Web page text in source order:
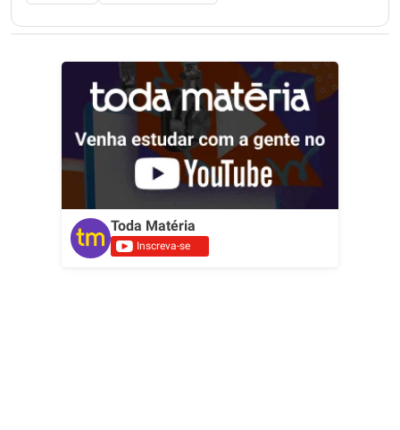
Toda Matéria
Inscreva-se